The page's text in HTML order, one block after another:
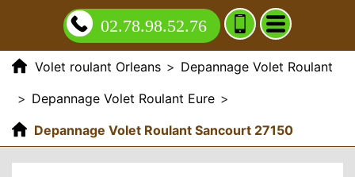
02.78.98.52.76
Volet roulant Orleans > Depannage Volet Roulant
> Depannage Volet Roulant Eure >
Depannage Volet Roulant Sancourt 27150